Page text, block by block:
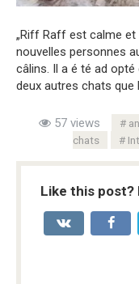
„Riff Raff est calme
nouvelles personnes
câlins. Il a é té ad
deux autres chats que
57 views
chats
Like this post?